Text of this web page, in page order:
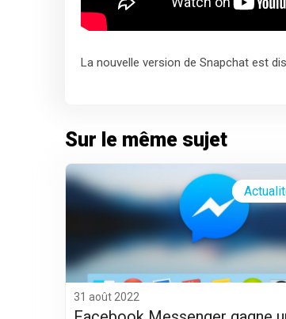
La nouvelle version de Snapchat est
Sur le même sujet
31 août 2022